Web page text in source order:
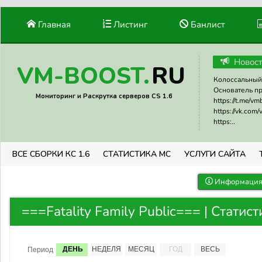
Главная Листинг Банлист
VM-BOOST.RU
Мониторинг и Раскрутка серверов CS 1.6
Основатель
https://t.me/
https://vk.com/
https:..
ВСЕ СБОРКИ КС 1.6 СТАТИСТИКА МС УСЛУГИ САЙТА
===Fatality Family Public=== |
Период ДЕНЬ НЕДЕЛЯ МЕСЯЦ ГОД ВЕСЬ